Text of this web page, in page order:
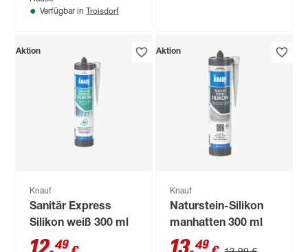
Verfügbar in Troisdorf
Aktion
Knauf
Sanitär Express
Silikon weiß 300 ml
49
Aktion
Knauf
Naturstein-Silikon
manhatten 300 ml
49